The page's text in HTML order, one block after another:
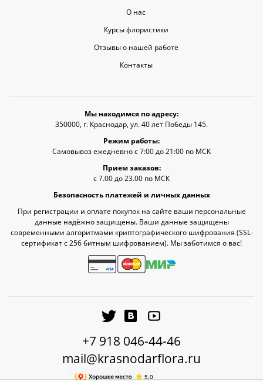
О нас
Курсы флористики
Отзывы о нашей работе
Контакты
Мы находимся по адресу:
350000, г. Краснодар, ул. 40 лет Победы 145.
Режим работы:
Самовывоз ежедневно с 7:00 до 21:00 по МСК
Прием заказов:
с 7.00 до 23.00 по МСК
Безопасность платежей и личных данных
При регистрации и оплате покупок на сайте ваши персональные
данные надёжно защищены. Ваши данные защищены
современными алгоритмами криптографического шифрования (SSL-
сертификат c 256 битным шифрованием). Мы заботимся о вас!
+7 918 046-44-46
mail@krasnodarflora.ru